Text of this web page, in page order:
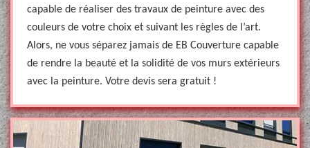
capable de réaliser des travaux de peinture avec des
couleurs de votre choix et suivant les règles de l’art.
Alors, ne vous séparez jamais de EB Couverture capable
de rendre la beauté et la solidité de vos murs extérieurs
avec la peinture. Votre devis sera gratuit !